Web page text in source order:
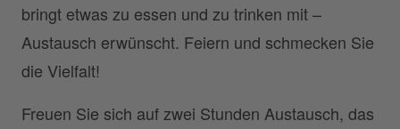
bringt etwas zu essen und zu trinken mit –
Austausch erwünscht. Feiern und schmecken Sie
die Vielfalt!
Freuen Sie sich auf zwei Stunden Austausch, das